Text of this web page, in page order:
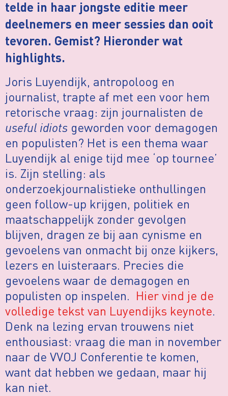
telde in haar jongste editie meer
deelnemers en meer sessies dan ooit
tevoren. Gemist? Hieronder wat
highlights.
Joris Luyendijk, antropoloog en
journalist, trapte af met een voor hem
retorische vraag: zijn journalisten de
useful idiots geworden voor demagogen
en populisten? Het is een thema waar
Luyendijk al enige tijd mee ‘op tournee’
is. Zijn stelling: als
onderzoekjournalistieke onthullingen
geen follow-up krijgen, politiek en
maatschappelijk zonder gevolgen
blijven, dragen ze bij aan cynisme en
gevoelens van onmacht bij onze kijkers,
lezers en luisteraars. Precies die
gevoelens waar de demagogen en
populisten op inspelen. Hier vind je de
volledige tekst van Luyendijks keynote.
Denk na lezing ervan trouwens niet
enthousiast: vraag die man in november
naar de VVOJ Conferentie te komen,
want dat hebben we gedaan, maar hij
kan niet.